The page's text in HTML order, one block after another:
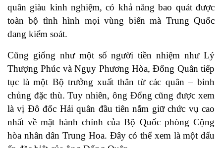
quân giàu kinh nghiệm, có khả năng bao quát được
toàn bộ tình hình mọi vùng biển mà Trung Quốc
đang kiểm soát.
Cũng giống như một số người tiền nhiệm như Lý
Thượng Phúc và Ngụy Phương Hòa, Đổng Quân tiếp
tục là một Bộ trưởng xuất thân từ các quân – binh
chủng đặc thù. Tuy nhiên, ông Đổng cũng được xem
là vị Đô đốc Hải quân đầu tiên nắm giữ chức vụ cao
nhất về mặt hành chính của Bộ Quốc phòng Cộng
hòa nhân dân Trung Hoa. Đây có thể xem là một dấu